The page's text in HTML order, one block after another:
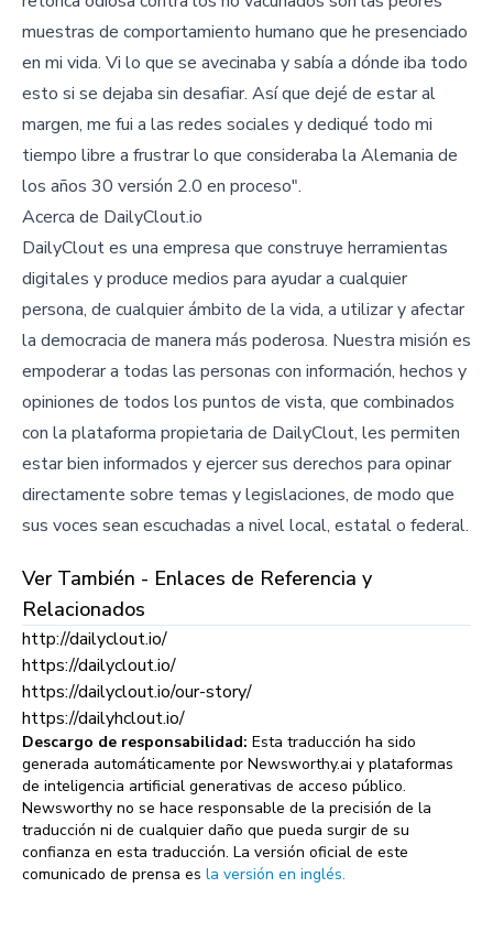
muestras de comportamiento humano que he presenciado
en mi vida. Vi lo que se avecinaba y sabía a dónde iba todo
esto si se dejaba sin desafiar. Así que dejé de estar al
margen, me fui a las redes sociales y dediqué todo mi
tiempo libre a frustrar lo que consideraba la Alemania de
los años 30 versión 2.0 en proceso".
Acerca de DailyClout.io
DailyClout es una empresa que construye herramientas
digitales y produce medios para ayudar a cualquier
persona, de cualquier ámbito de la vida, a utilizar y afectar
la democracia de manera más poderosa. Nuestra misión es
empoderar a todas las personas con información, hechos y
opiniones de todos los puntos de vista, que combinados
con la plataforma propietaria de DailyClout, les permiten
estar bien informados y ejercer sus derechos para opinar
directamente sobre temas y legislaciones, de modo que
sus voces sean escuchadas a nivel local, estatal o federal.
Ver También - Enlaces de Referencia y
Relacionados
http://dailyclout.io/
https://dailyclout.io/
https://dailyclout.io/our-story/
https://dailyhclout.io/
Descargo de responsabilidad: Esta traducción ha sido
generada automáticamente por Newsworthy.ai y plataformas
de inteligencia artificial generativas de acceso público.
Newsworthy no se hace responsable de la precisión de la
traducción ni de cualquier daño que pueda surgir de su
confianza en esta traducción. La versión oficial de este
comunicado de prensa es la versión en inglés.